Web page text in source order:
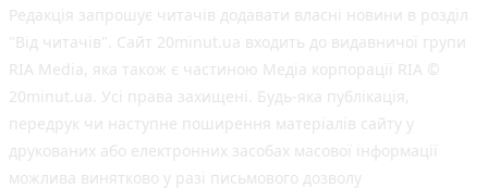
Редакція запрошує читачів додавати власні новини в розділ
"Від читачів". Сайт 20minut.ua входить до видавничої групи
RIA Media, яка також є частиною Медіа корпорації RIA ©
20minut.ua. Усі права захищені. Будь-яка публiкацiя,
передрук чи наступне поширення матеріалів сайту у
друкованих або електронних засобах масової інформації
можлива винятково у разі письмового дозволу